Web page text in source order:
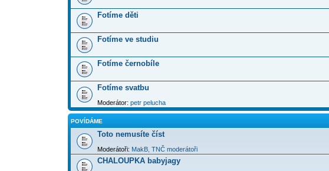
Fotíme děti
Fotíme ve studiu
Fotíme černobíle
Fotíme svatbu
Moderátor: petr pelucha
POVÍDÁME
Toto nemusíte číst
Moderátoři: MakB, TNČ moderátoři
CHALOUPKA babyjagy